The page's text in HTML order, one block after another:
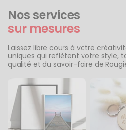
Nos services
sur mesures
Laissez libre cours à votre
uniques qui reflètent votre style,
qualité et du savoir-faire de